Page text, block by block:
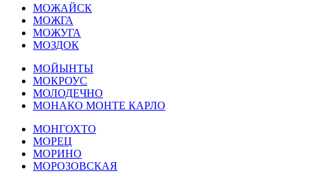
МОЖАЙСК
МОЖГА
МОЖУГА
МОЗДОК
МОЙЫНТЫ
МОКРОУС
МОЛОДЕЧНО
МОНАКО МОНТЕ КАРЛО
МОНГОХТО
МОРЕЦ
МОРИНО
МОРОЗОВСКАЯ